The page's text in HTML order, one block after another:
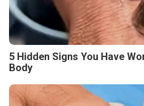
5 Hidden Signs You Have
Body